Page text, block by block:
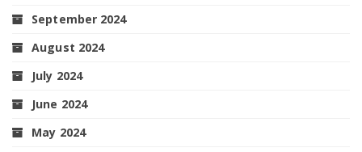
September 2024
August 2024
July 2024
June 2024
May 2024